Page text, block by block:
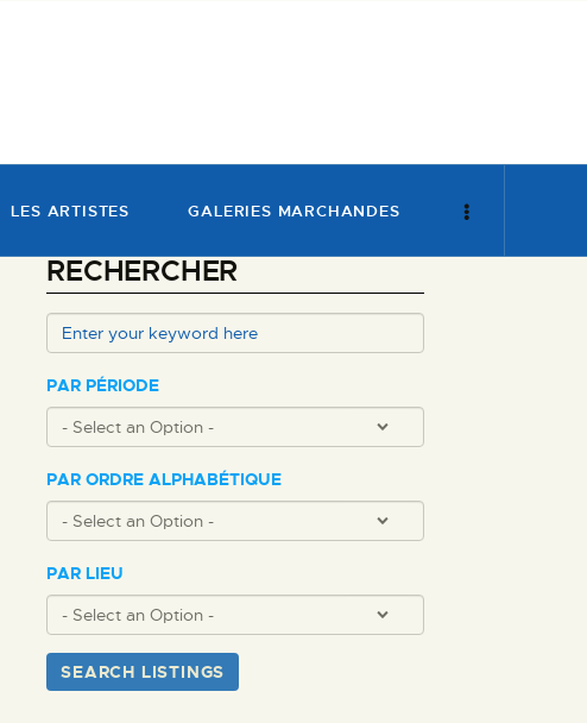
LES ARTISTES GALERIES MARCHANDES
RECHERCHER
PAR PÉRIODE
PAR ORDRE ALPHABÉTIQUE
PAR LIEU
SEARCH LISTINGS